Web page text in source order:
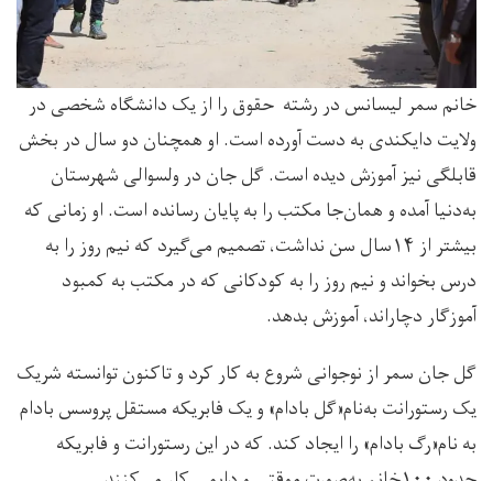
خانم سمر لیسانس در رشته حقوق را از یک دانشگاه شخصی در
ولایت دایکندی به دست آورده است. او همچنان دو سال در بخش
قابلگی نیز آموزش دیده است. گل جان در ولسوالی شهرستان
به‌دنیا آمده و همان‌جا مکتب را به پایان رسانده است. او زمانی که
بیشتر از ۱۴سال سن نداشت، تصمیم می‌گیرد که نیم روز را به
درس بخواند و نیم روز را به کودکانی که در مکتب به کمبود
آموزگار دچاراند، آموزش بدهد.
گل جان سمر از نوجوانی شروع به کار کرد و تاکنون توانسته شریک
یک رستورانت به‌نام«گل بادام» و یک فابریکه مستقل پروسس بادام
به نام«رگ بادام» را ایجاد کند. که در این رستورانت و فابریکه